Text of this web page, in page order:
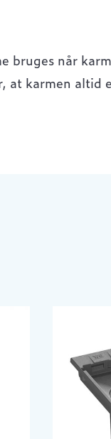
bruges når
at karmen altid